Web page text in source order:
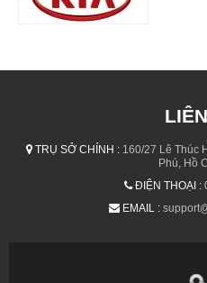
TRỤ SỞ CHÍNH :160/27 Lê Thúc
Phú, Hồ
ĐIỆN THOẠI :
EMAIL :